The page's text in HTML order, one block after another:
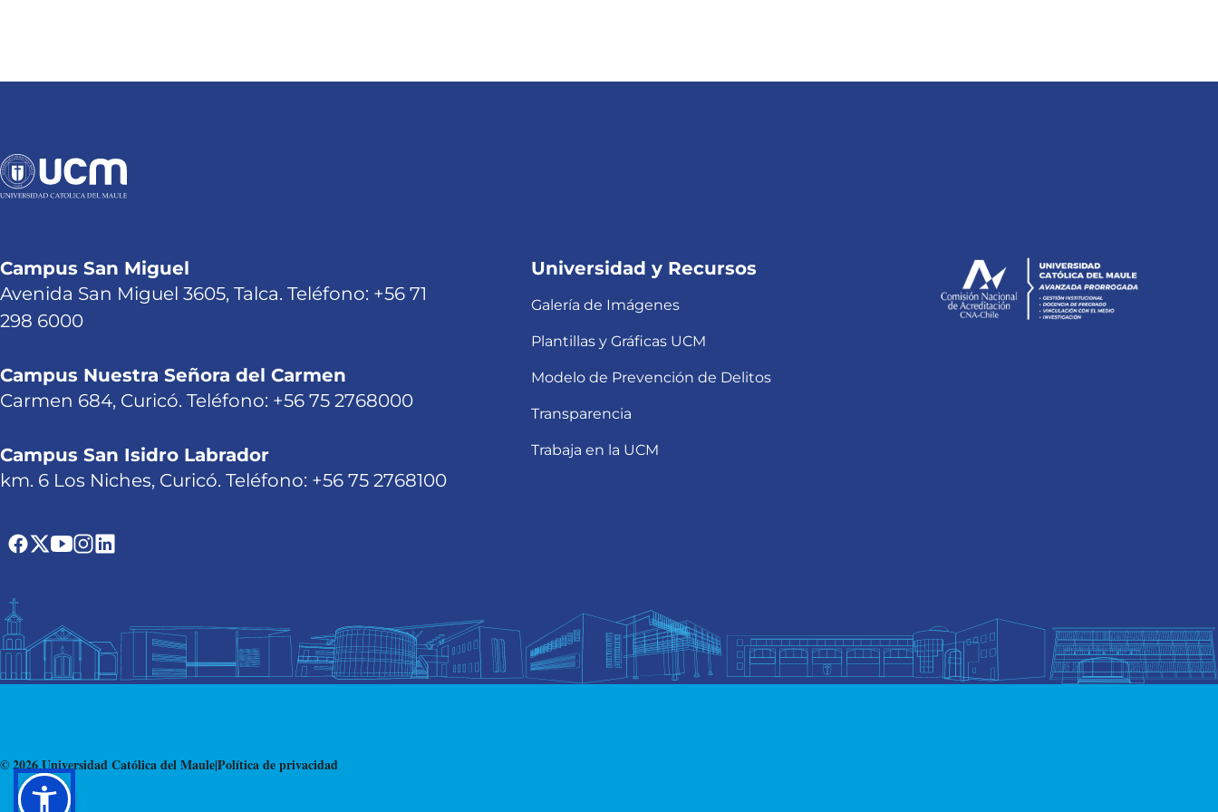
Campus San Miguel
Avenida San Miguel 3605, Talca. Teléfono: +56 71
298 6000
Campus Nuestra Señora del Carmen
Carmen 684, Curicó. Teléfono: +56 75 2768000
Campus San Isidro Labrador
km. 6 Los Niches, Curicó. Teléfono: +56 75 2768100
Universidad y Recursos
Galería de Imágenes
Plantillas y Gráficas UCM
Modelo de Prevención de Delitos
Transparencia
Trabaja en la UCM
© 2026 Universidad Católica del Maule|Política de privacidad